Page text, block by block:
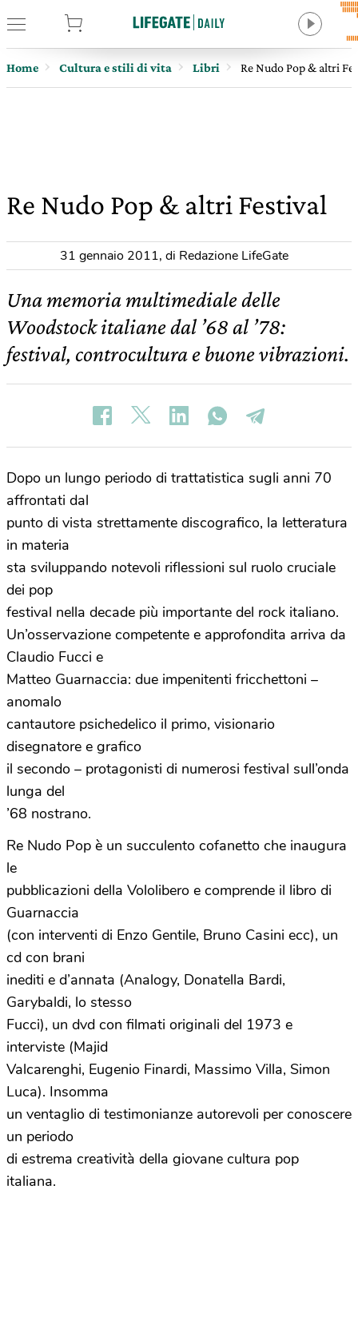
Home Cultura e stili di vita Libri Re Nudo Pop & altri
Re Nudo Pop & altri Festival
31 gennaio 2011, di Redazione LifeGate
Una memoria multimediale delle
Woodstock italiane dal ’68 al ’78:
festival, controcultura e buone vibrazioni.
Dopo un lungo periodo di trattatistica sugli anni 70
affrontati dal
punto di vista strettamente discografico, la letteratura
in materia
sta sviluppando notevoli riflessioni sul ruolo cruciale
dei pop
festival nella decade più importante del rock italiano.
Un’osservazione competente e approfondita arriva da
Claudio Fucci e
Matteo Guarnaccia: due impenitenti fricchettoni –
anomalo
cantautore psichedelico il primo, visionario
disegnatore e grafico
il secondo – protagonisti di numerosi festival sull’onda
lunga del
’68 nostrano.
Re Nudo Pop è un succulento cofanetto che inaugura
le
pubblicazioni della Vololibero e comprende il libro di
Guarnaccia
(con interventi di Enzo Gentile, Bruno Casini ecc), un
cd con brani
inediti e d’annata (Analogy, Donatella Bardi,
Garybaldi, lo stesso
Fucci), un dvd con filmati originali del 1973 e
interviste (Majid
Valcarenghi, Eugenio Finardi, Massimo Villa, Simon
Luca). Insomma
un ventaglio di testimonianze autorevoli per conoscere
un periodo
di estrema creatività della giovane cultura pop
italiana.